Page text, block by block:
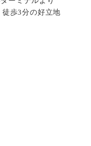
歩3分の好立地